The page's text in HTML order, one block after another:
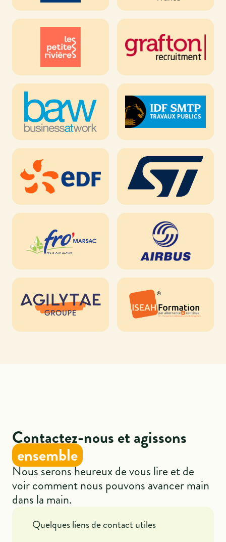
Contactez-nous et agissons
ensemble
Nous serons heureux de vous lire et de
voir comment nous pouvons avancer main
dans la main.
Quelques liens de contact utiles